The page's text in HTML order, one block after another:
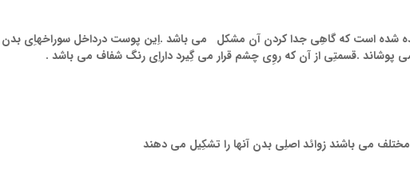
شده است که گاهِي جدا کردن آن مشکل مي باشد .اِين پوست درداخل سوراخهاِي بدن
پوشاند .قسمتِي از آن که روِي چشم قرار مي گِيرد داراِي رنگ شفاف مي باشد .
مي باشند زوائد اصلِي بدن آنها را تشکِيل مي دهند